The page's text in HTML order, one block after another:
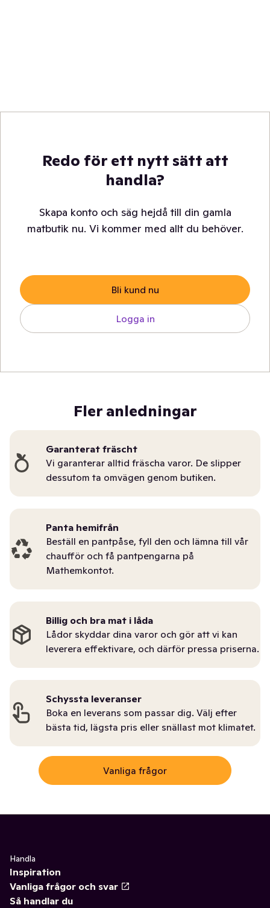
Redo för ett nytt sätt att
handla?
Skapa konto och säg hejdå till din gamla
matbutik nu. Vi kommer med allt du behöver.
Bli kund nu
Logga in
Fler anledningar
Garanterat fräscht
Vi garanterar alltid fräscha varor. De slipper
dessutom ta omvägen genom butiken.
Panta hemifrån
Beställ en pantpåse, fyll den och lämna till vår
chaufför och få pantpengarna på
Mathemkontot.
Billig och bra mat i låda
Lådor skyddar dina varor och gör att vi kan
leverera effektivare, och därför pressa priserna.
Schyssta leveranser
Boka en leverans som passar dig. Välj efter
bästa tid, lägsta pris eller snällast mot klimatet.
Vanliga frågor
Handla
Inspiration
Vanliga frågor och svar
Så handlar du